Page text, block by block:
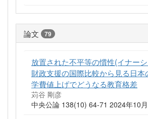
論文 79
放置された不平等の慣性(イナー
財政支援の国際比較から見る日
学費値上げでどうなる教育格差
苅谷 剛彦
中央公論 138(10) 64-71 2024年10月